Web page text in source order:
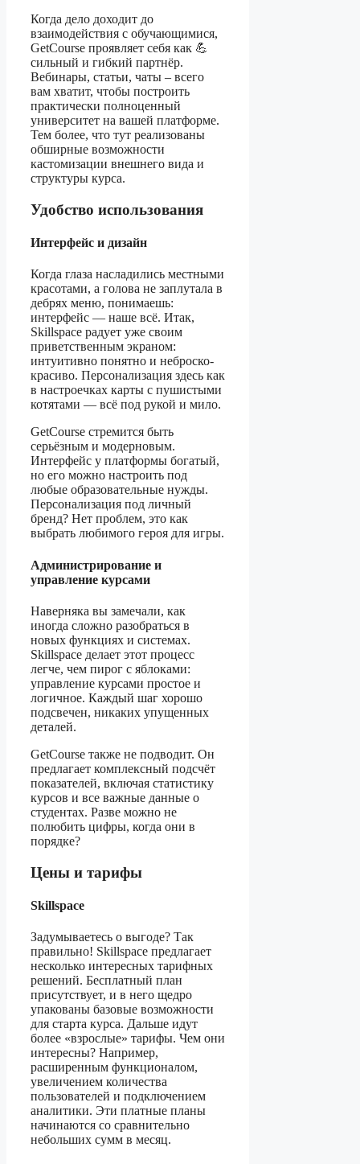
Когда дело доходит до
взаимодействия с обучающимися,
GetCourse проявляет себя как 💪
сильный и гибкий партнёр.
Вебинары, статьи, чаты – всего
вам хватит, чтобы построить
практически полноценный
университет на вашей платформе.
Тем более, что тут реализованы
обширные возможности
кастомизации внешнего вида и
структуры курса.
Удобство использования
Интерфейс и дизайн
Когда глаза насладились местными
красотами, а голова не заплутала в
дебрях меню, понимаешь:
интерфейс — наше всё. Итак,
Skillspace радует уже своим
приветственным экраном:
интуитивно понятно и неброско-
красиво. Персонализация здесь как
в настроечках карты с пушистыми
котятами — всё под рукой и мило.
GetCourse стремится быть
серьёзным и модерновым.
Интерфейс у платформы богатый,
но его можно настроить под
любые образовательные нужды.
Персонализация под личный
бренд? Нет проблем, это как
выбрать любимого героя для игры.
Администрирование и
управление курсами
Наверняка вы замечали, как
иногда сложно разобраться в
новых функциях и системах.
Skillspace делает этот процесс
легче, чем пирог с яблоками:
управление курсами простое и
логичное. Каждый шаг хорошо
подсвечен, никаких упущенных
деталей.
GetCourse также не подводит. Он
предлагает комплексный подсчёт
показателей, включая статистику
курсов и все важные данные о
студентах. Разве можно не
полюбить цифры, когда они в
порядке?
Цены и тарифы
Skillspace
Задумываетесь о выгоде? Так
правильно! Skillspace предлагает
несколько интересных тарифных
решений. Бесплатный план
присутствует, и в него щедро
упакованы базовые возможности
для старта курса. Дальше идут
более «взрослые» тарифы. Чем они
интересны? Например,
расширенным функционалом,
увеличением количества
пользователей и подключением
аналитики. Эти платные планы
начинаются со сравнительно
небольших сумм в месяц.